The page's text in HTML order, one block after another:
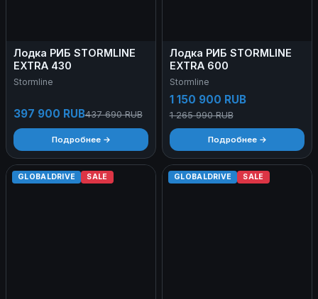
Лодка РИБ STORMLINE
EXTRA 430
Stormline
397 900 RUB437 690 RUB
Подробнее →
Лодка РИБ STORMLINE
EXTRA 600
Stormline
1 150 900 RUB
1 265 990 RUB
Подробнее →
GLOBALDRIVE SALE GLOBALDRIVE SALE